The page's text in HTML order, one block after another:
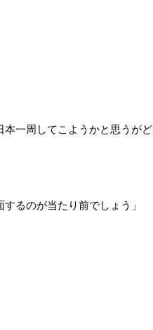
本一周してこようかと思うがど
るのが当たり前でしょう」